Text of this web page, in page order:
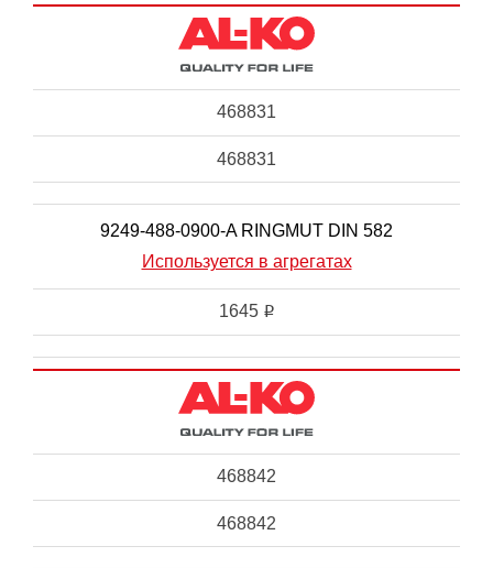
468831
468831
9249-488-0900-A RINGMUT DIN 582
Используется в агрегатах
1645 i
468842
468842